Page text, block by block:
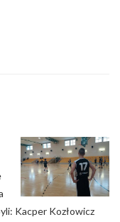
Kacper Kozłowicz